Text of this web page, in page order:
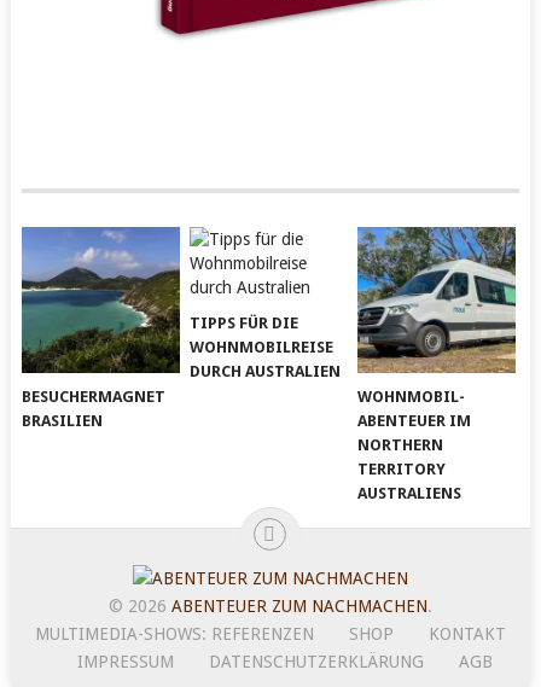
BESUCHERMAGNET
BRASILIEN
TIPPS FÜR DIE
WOHNMOBILREISE
DURCH AUSTRALIEN
WOHNMOBIL-
ABENTEUER IM
NORTHERN
TERRITORY
AUSTRALIENS
© 2026 ABENTEUER ZUM NACHMACHEN.
MULTIMEDIA-SHOWS: REFERENZEN
SHOP
KONTAKT
IMPRESSUM
DATENSCHUTZERKLÄRUNG AGB